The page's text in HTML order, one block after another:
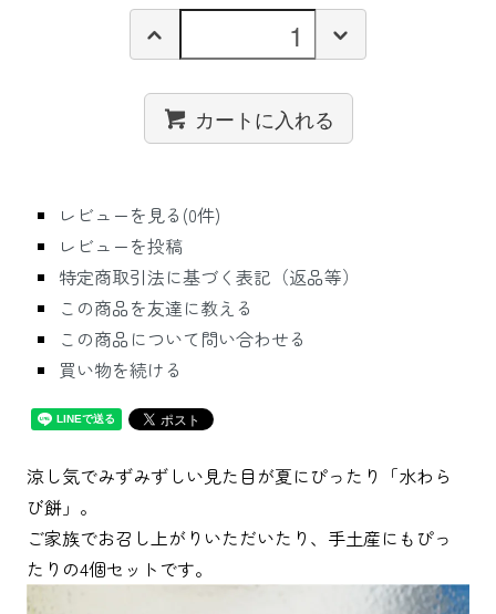
カートに入れる
レビューを見る(0件)
レビューを投稿
特定商取引法に基づく表記（返品等）
この商品を友達に教える
この商品について問い合わせる
買い物を続ける
涼し気でみずみずしい見た目が夏にぴったり「水わら
び餅」。
ご家族でお召し上がりいただいたり、手土産にもぴっ
たりの4個セットです。